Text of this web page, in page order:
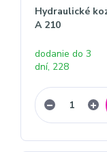
Hydraulické
A 210
dodanie do 3
dní, 228